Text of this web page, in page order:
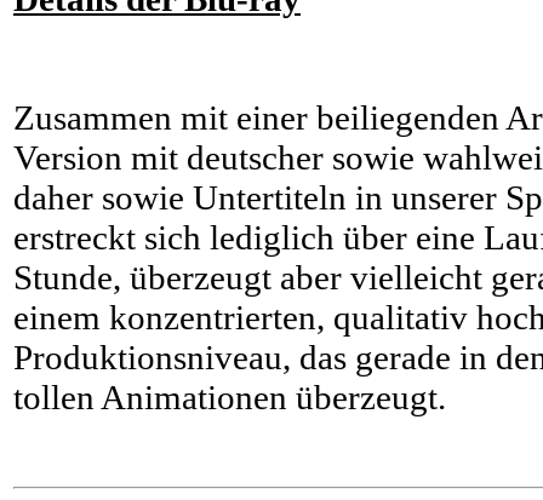
Zusammen mit einer beiliegenden
Version mit deutscher sowie
daher sowie Untertiteln in unserer
erstreckt sich lediglich über eine
Stunde, überzeugt aber vielleicht
einem konzentrierten, qualitativ
Produktionsniveau, das gerade in
tollen Animationen überzeugt.